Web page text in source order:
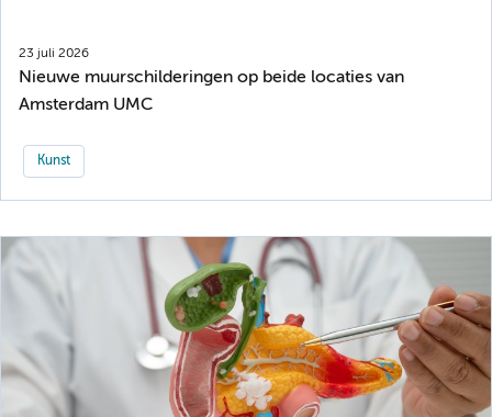
23 juli 2026
Nieuwe muurschilderingen op beide locaties van
Amsterdam UMC
Kunst